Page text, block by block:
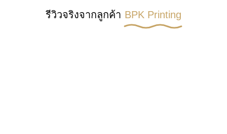
รีวิวจริงจากลูกค้า BPK Printing